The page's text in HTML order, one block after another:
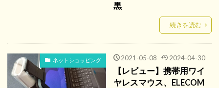
黒
続きを読む
ネットショッピング 2021-05-08 2024-04-30
【レビュー】携帯用ワイ
ヤレスマウス、ELECOM